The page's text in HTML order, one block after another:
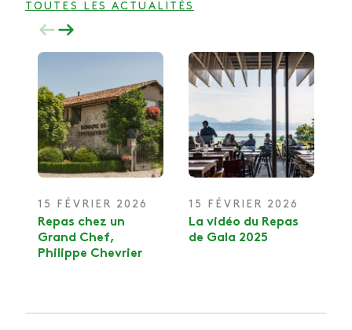
TOUTES LES ACTUALITÉS
15 FÉVRIER 2026
Repas chez un
Grand Chef,
Philippe Chevrier
15 FÉVRIER 2026
La vidéo du Repas
de Gala 2025